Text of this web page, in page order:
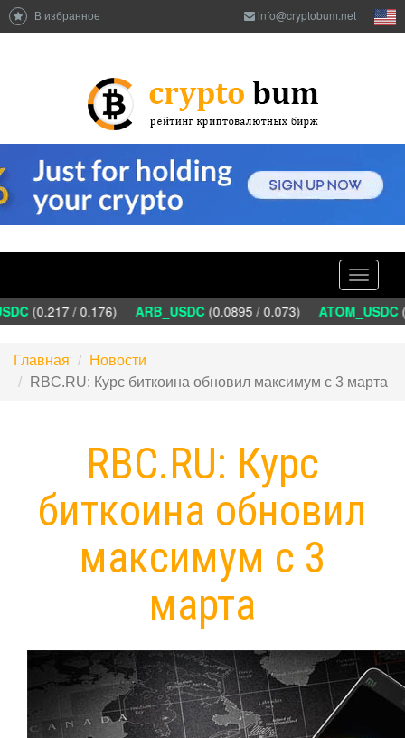
В избранное info@cryptobum.net
Toggle
(0.217 / 0.176) ARB_USDC(0.0895 / 0.073) ATOM_USDC
Главная
Новости
RBC.RU: Курс биткоина обновил максимум с 3 марта
RBC.RU: Курс
биткоина обновил
максимум с 3
марта